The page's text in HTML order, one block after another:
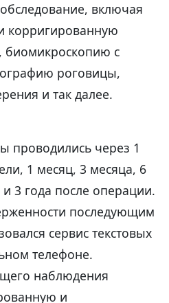
включая
корригированную
биомикроскопию с
роговицы,
и так далее.
проводились через 1
1 месяц, 3 месяца, 6
3 года после операции.
последующим
сервис текстовых
телефоне.
наблюдения
и